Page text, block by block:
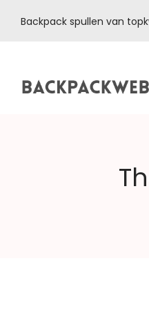
Backpack spullen van